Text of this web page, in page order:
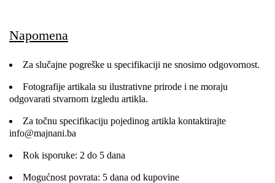
Napomena
Za slučajne pogreške u specifikaciji ne snosimo odgovornost.
Fotografije artikala su ilustrativne prirode i ne moraju
odgovarati stvarnom izgledu artikla.
Za točnu specifikaciju pojedinog artikla kontaktirajte
info@majnani.ba
Rok isporuke: 2 do 5 dana
Mogućnost povrata: 5 dana od kupovine